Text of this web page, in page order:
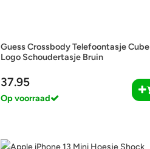
Guess Crossbody Telefoontasje Cube
Logo Schoudertasje Bruin
37.95
Op voorraad